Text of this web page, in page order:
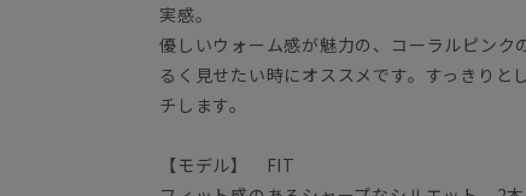
実感。
優しいウォーム感が魅力の、コーラルピン
るく見せたい時にオススメです。すっきりと
チします。
【モデル】 FIT